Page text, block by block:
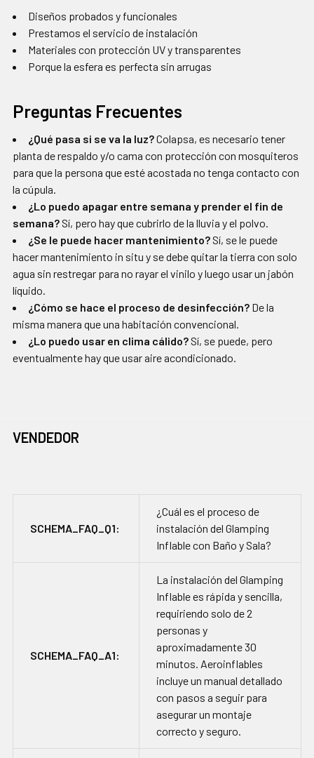
Diseños probados y funcionales
Prestamos el servicio de instalación
Materiales con protección UV y transparentes
Porque la esfera es perfecta sin arrugas
Preguntas Frecuentes
¿Qué pasa si se va la luz?Colapsa, es necesario tener
planta de respaldo y/o cama con protección con mosquiteros
para que la persona que esté acostada no tenga contacto con
la cúpula.
¿Lo puedo apagar entre semana y prender el fin de
semana? Sí, pero hay que cubrirlo de la lluvia y el polvo.
¿Se le puede hacer mantenimiento? Sí, se le puede
hacer mantenimiento in situ y se debe quitar la tierra con solo
agua sin restregar para no rayar el vinilo y luego usar un jabón
líquido.
¿Cómo se hace el proceso de desinfección? De la
misma manera que una habitación convencional.
¿Lo puedo usar en clima cálido? Sí, se puede, pero
eventualmente hay que usar aire acondicionado.
VENDEDOR
SCHEMA_FAQ_Q1:
¿Cuál es el proceso de
instalación del Glamping
Inflable con Baño y Sala?
SCHEMA_FAQ_A1:
La instalación del Glamping
Inflable es rápida y sencilla,
requiriendo solo de 2
personas y
aproximadamente 30
minutos. Aeroinflables
incluye un manual detallado
con pasos a seguir para
asegurar un montaje
correcto y seguro.